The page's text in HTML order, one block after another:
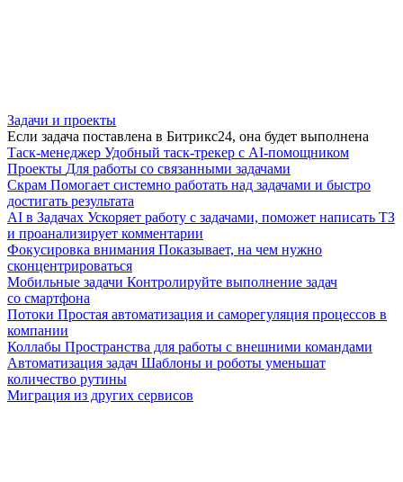
Задачи и проекты
Если задача поставлена в Битрикс24, она будет выполнена
Таск-менеджер Удобный таск-трекер с AI-помощником
Проекты Для работы со связанными задачами
Скрам Помогает системно работать над задачами и быстро
достигать результата
AI в Задачах Ускоряет работу с задачами, поможет написать ТЗ
и проанализирует комментарии
Фокусировка внимания Показывает, на чем нужно
сконцентрироваться
Мобильные задачи Контролируйте выполнение задач
со смартфона
Потоки Простая автоматизация и саморегуляция процессов в
компании
Коллабы Пространства для работы с внешними командами
Автоматизация задач Шаблоны и роботы уменьшат
количество рутины
Миграция из других сервисов